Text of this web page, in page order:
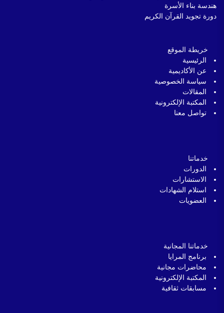
هندسة بناء الأسرة
دورة تجويد القرآن الكريم
خريطة الموقع
الرئيسية
عن الأكاديمية
سياسة الخصوصية
المقالات
المكتبة الإلكترونية
تواصل معنا
خدماتنا
الدورات
الاستشارات
استلام الشهادات
العضويات
خدماتنا المجانية
برنامج المرايا
محاضرات مجانية
المكتبة الإلكترونية
مسابقات ثقافية